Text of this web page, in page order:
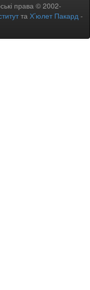
права © 2002-
та Х’юлет Пакард -